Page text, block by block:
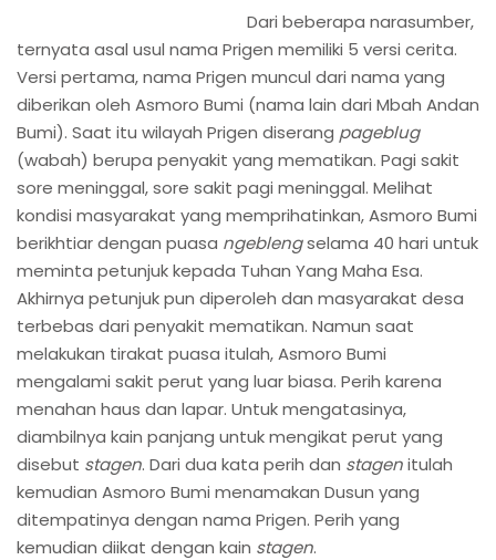
Dari beberapa narasumber,
ternyata asal usul nama Prigen memiliki 5 versi cerita.
Versi pertama, nama Prigen muncul dari nama yang
diberikan oleh Asmoro Bumi (nama lain dari Mbah Andan
Bumi). Saat itu wilayah Prigen diserang pageblug
(wabah) berupa penyakit yang mematikan. Pagi sakit
sore meninggal, sore sakit pagi meninggal. Melihat
kondisi masyarakat yang memprihatinkan, Asmoro Bumi
berikhtiar dengan puasa ngeblengselama 40 hari untuk
meminta petunjuk kepada Tuhan Yang Maha Esa.
Akhirnya petunjuk pun diperoleh dan masyarakat desa
terbebas dari penyakit mematikan. Namun saat
melakukan tirakat puasa itulah, Asmoro Bumi
mengalami sakit perut yang luar biasa. Perih karena
menahan haus dan lapar. Untuk mengatasinya,
diambilnya kain panjang untuk mengikat perut yang
disebut stagen. Dari dua kata perih dan stagenitulah
kemudian Asmoro Bumi menamakan Dusun yang
ditempatinya dengan nama Prigen. Perih yang
kemudian diikat dengan kain stagen.